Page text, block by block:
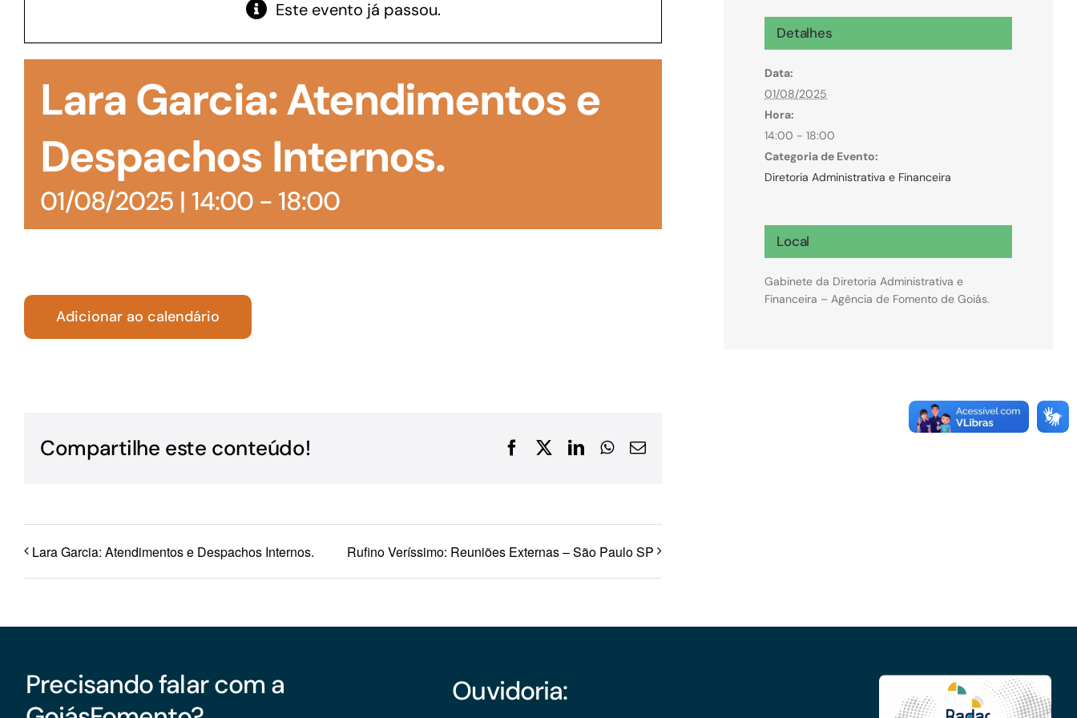
manutenção de estoques e despesas operacionais
realizar obras, dentre outros serviços
Microcrédito
Para MEI, microempresas e pessoas físicas
(feirantes e transportes)
Turismo
Este evento já passou.
Lara Garcia: Atendimentos e
Despachos Internos.
01/08/2025 | 14:00- 18:00
Adicionar ao calendário
Compartilhe este conteúdo! FacebookLinkedInWhatsApp
E-
Lara Garcia: Atendimentos e Despachos Internos. Rufino Veríssimo: Reuniões Externas – São Paulo SP
Detalhes
Data:
01/08/2025
Hora:
14:00 - 18:00
Categoria de Evento:
Diretoria Administrativa e Financeira
Local
Gabinete da Diretoria Administrativa e
Financeira – Agência de Fomento de Goiás.
Precisando falar com a
Ouvidoria: